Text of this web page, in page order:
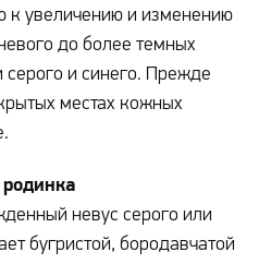
к увеличению и изменению
до более темных
серого и синего. Прежде
местах кожных
невус серого или
бугристой, бородавчатой